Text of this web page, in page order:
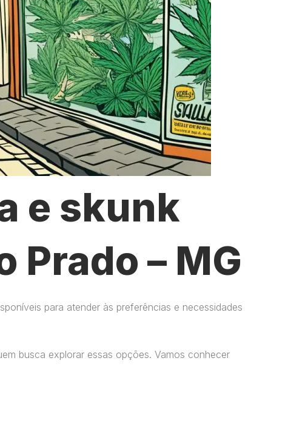
e skunk
Prado – MG
para atender às preferências e necessidades
busca explorar essas opções. Vamos conhecer